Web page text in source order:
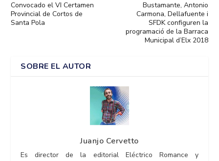
Convocado el VI Certamen
Provincial de Cortos de
Santa Pola
Bustamante, Antonio
Carmona, Dellafuente i
SFDK configuren la
programació de la Barraca
Municipal d’Elx 2018
SOBRE EL AUTOR
Juanjo Cervetto
Es director de la editorial Eléctrico Romance y